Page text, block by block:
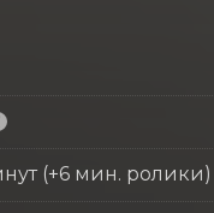
(+6 мин. ролики)